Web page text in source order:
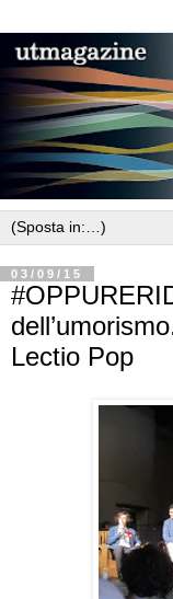
03/09/15
Lectio Pop